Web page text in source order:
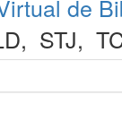
de
, STJ,